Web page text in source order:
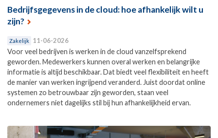
Bedrijfsgegevens in de cloud: hoe afhankelijk wilt u
zijn?
Zakelijk 11-06-2026
Voor veel bedrijven is werken in de cloud vanzelfsprekend
geworden. Medewerkers kunnen overal werken en belangrijke
informatie is altijd beschikbaar. Dat biedt veel flexibiliteit en heeft
de manier van werken ingrijpend veranderd. Juist doordat online
systemen zo betrouwbaar zijn geworden, staan veel
ondernemers niet dagelijks stil bij hun afhankelijkheid ervan.